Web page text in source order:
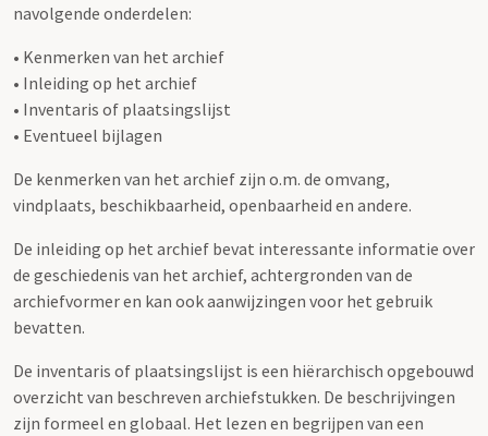
navolgende onderdelen:
• Kenmerken van het archief
• Inleiding op het archief
• Inventaris of plaatsingslijst
• Eventueel bijlagen
De kenmerken van het archief zijn o.m. de omvang,
vindplaats, beschikbaarheid, openbaarheid en andere.
De inleiding op het archief bevat interessante informatie over
de geschiedenis van het archief, achtergronden van de
archiefvormer en kan ook aanwijzingen voor het gebruik
bevatten.
De inventaris of plaatsingslijst is een hiërarchisch opgebouwd
overzicht van beschreven archiefstukken. De beschrijvingen
zijn formeel en globaal. Het lezen en begrijpen van een